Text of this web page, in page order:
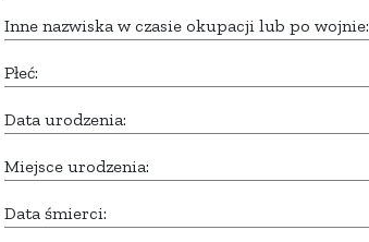
Inne nazwiska w czasie okupacji lub po wojnie:
Płeć:
Data urodzenia:
Miejsce urodzenia:
Data śmierci: